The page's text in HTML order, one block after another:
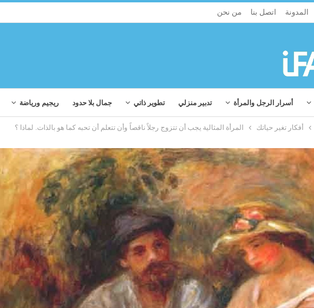
المدونة اتصل بنا من نحن
أسرار الرجل والمرأة تدبير منزلي تطوير ذاتي جمال بلا حدود ريجيم ورياضة
أفكار تغير حياتك المرأة المثالية يجب أن تتزوج رجلاً ناقصاً وأن تتعلم أن تحبه كما هو بالذات. لماذا ؟